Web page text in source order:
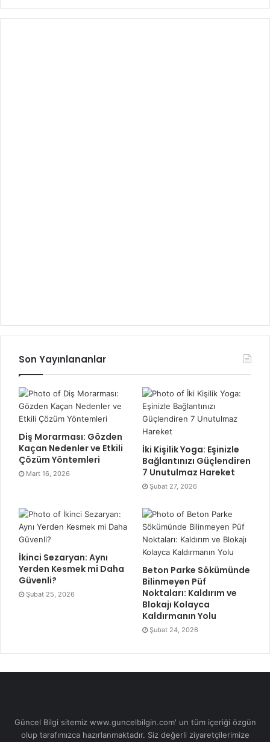
Son Yayınlananlar
Diş Morarması: Gözden
Kaçan Nedenler ve Etkili
Çözüm Yöntemleri
Mart 16, 2026
İki Kişilik Yoga: Eşinizle
Bağlantınızı Güçlendiren
7 Unutulmaz Hareket
Şubat 27, 2026
İkinci Sezaryan: Aynı
Yerden Kesmek mi Daha
Güvenli?
Şubat 25, 2026
Beton Parke Sökümünde
Bilinmeyen Püf
Noktaları: Kaldırım ve
Blokajı Kolayca
Kaldırmanın Yolu
Şubat 24, 2026
Güncel Bilgi sitemiz www.guncelbilgin.com' un tüm içeriği özgün
olup tarafımızca hazırlanmaktadır. Siz değerli ziyaretçilerimize